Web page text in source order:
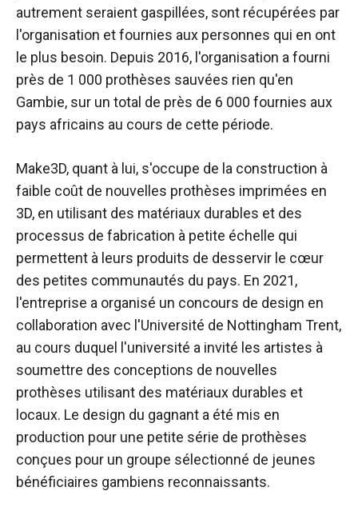
autrement seraient gaspillées, sont récupérées par
l'organisation et fournies aux personnes qui en ont
le plus besoin. Depuis 2016, l'organisation a fourni
près de 1 000 prothèses sauvées rien qu'en
Gambie, sur un total de près de 6 000 fournies aux
pays africains au cours de cette période.
Make3D, quant à lui, s'occupe de la construction à
faible coût de nouvelles prothèses imprimées en
3D, en utilisant des matériaux durables et des
processus de fabrication à petite échelle qui
permettent à leurs produits de desservir le cœur
des petites communautés du pays. En 2021,
l'entreprise a organisé un concours de design en
collaboration avec l'Université de Nottingham Trent,
au cours duquel l'université a invité les artistes à
soumettre des conceptions de nouvelles
prothèses utilisant des matériaux durables et
locaux. Le design du gagnant a été mis en
production pour une petite série de prothèses
conçues pour un groupe sélectionné de jeunes
bénéficiaires gambiens reconnaissants.